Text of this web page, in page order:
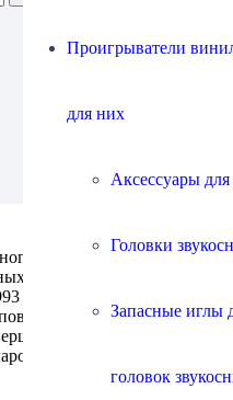
Проигрыватели
для них
Аксессуары
Головки
Запасные иглы
головок
однотактного
модификациях
года! Reference Series
усилителя, сама
необычна и
арену в начале